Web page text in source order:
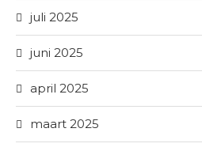
juli 2025
juni 2025
april 2025
maart 2025